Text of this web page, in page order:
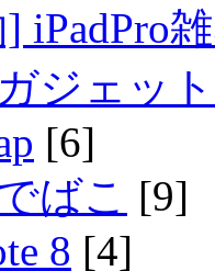
iPadPro
ジェット
[6]
ばこ [9]
8 [4]